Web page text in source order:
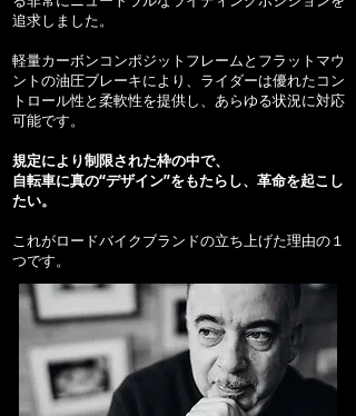
追求しました。
軽量カーボンコンポジットフレームとフラットマウ
ントの油圧ブレーキにより、 ライダーは優れたコン
トロール性と柔軟性を提供し、あらゆる状況に対応
可能です。
規定により制限された枠の中で、
自転車に真の“デザイン”をもたらし、革命を起こし
たい。
これがロードバイクブランドの立ち上げた理由の１
つです。